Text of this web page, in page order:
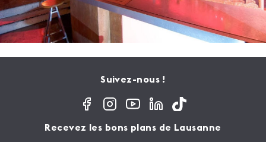
Suivez-nous !
Recevez les bons plans de Lausanne